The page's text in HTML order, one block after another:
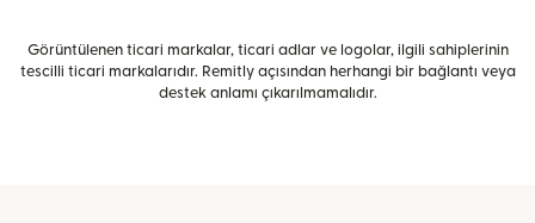
Görüntülenen ticari markalar, ticari adlar ve logolar, ilgili sahiplerinin
tescilli ticari markalarıdır. Remitly açısından herhangi bir bağlantı veya
destek anlamı çıkarılmamalıdır.